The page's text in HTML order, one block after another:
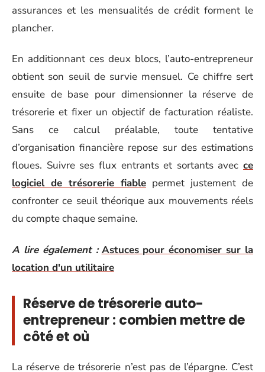
assurances et les mensualités de crédit forment le
plancher.
En additionnant ces deux blocs, l’auto-entrepreneur
obtient son seuil de survie mensuel. Ce chiffre sert
ensuite de base pour dimensionner la réserve de
trésorerie et fixer un objectif de facturation réaliste.
Sans ce calcul préalable, toute tentative
d’organisation financière repose sur des estimations
floues. Suivre ses flux entrants et sortants avec ce
logiciel de trésorerie fiable permet justement de
confronter ce seuil théorique aux mouvements réels
du compte chaque semaine.
A lire également : Astuces pour économiser sur la
location d'un utilitaire
Réserve de trésorerie auto-
entrepreneur : combien mettre de
côté et où
La réserve de trésorerie n’est pas de l’épargne. C’est